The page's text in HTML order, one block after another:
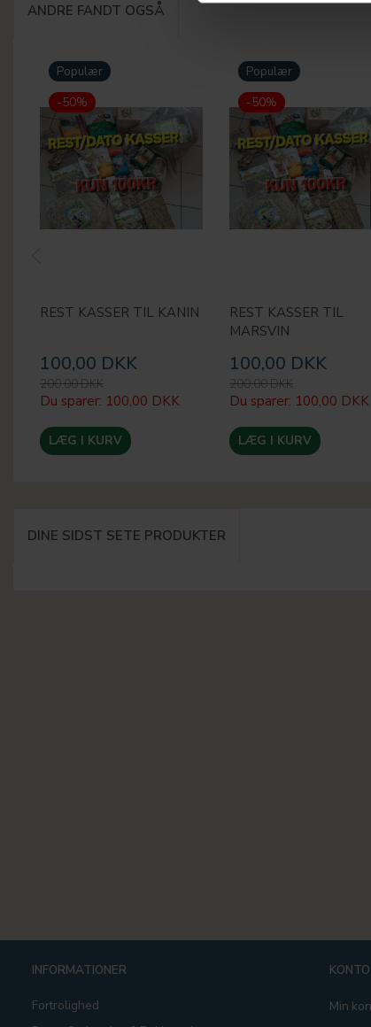
ANDRE FANDT OGSÅ
Populær
-50%
REST KASSER TIL KANIN
100,00 DKK
200,00 DKK
Du sparer: 100,00 DKK
LÆG I KURV
Populær
-50%
REST KASSER TIL
MARSVIN
100,00 DKK
200,00 DKK
Du sparer: 100,00 DKK
LÆG I KURV
DINE SIDST SETE PRODUKTER
INFORMATIONER
Fortrolighed
KONTO
Min